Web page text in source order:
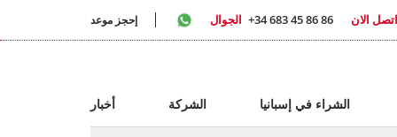
اتصل الان الجوال +34 683 45 86 86 إحجز موعد
الشراء في إسبانيا الشركة أخبار